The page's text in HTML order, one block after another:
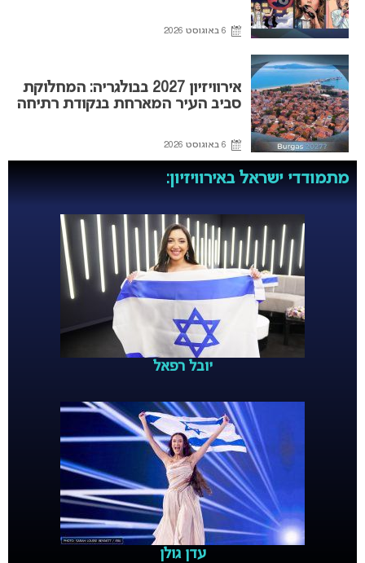
6 באוגוסט 2026
אירוויזיון 2027 בבולגריה: המחלוקת
סביב העיר המארחת בנקודת רתיחה
6 באוגוסט 2026
מתמודדי ישראל באירוויזיון:
יובל רפאל
עדן גולן